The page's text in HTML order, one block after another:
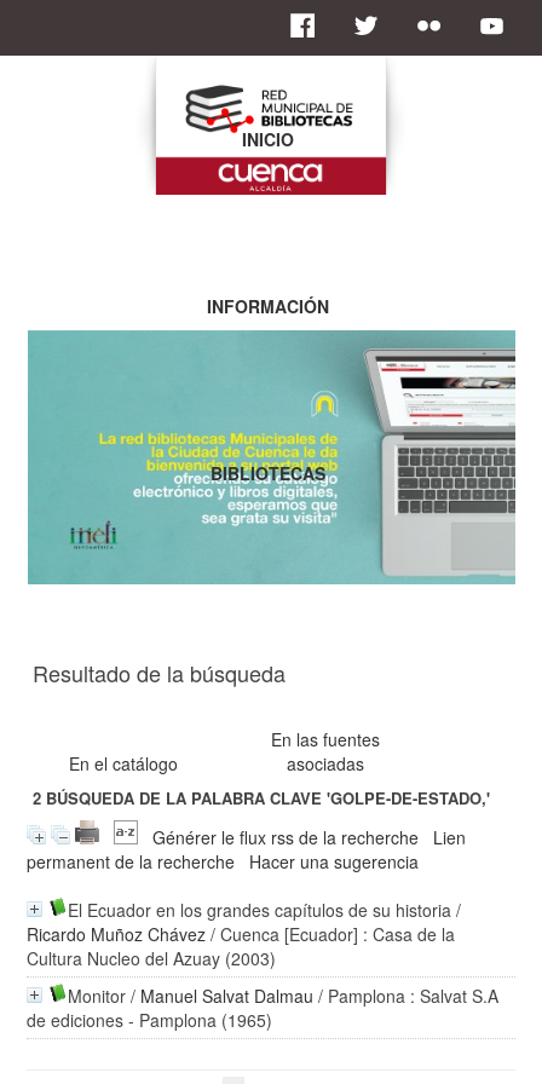
Resultado de la búsqueda
En el catálogo
En las fuentes
asociadas
2 BÚSQUEDA DE LA PALABRA CLAVE'GOLPE-DE-ESTADO,'
Générer le flux rss de la recherche
Lien
permanent de la recherche
Hacer una sugerencia
El Ecuador en los grandes capítulos de su historia /
Ricardo Muñoz Chávez / Cuenca [Ecuador] : Casa de la
Cultura Nucleo del Azuay (2003)
Monitor / Manuel Salvat Dalmau / Pamplona : Salvat S.A
de ediciones - Pamplona (1965)
INICIO
INFORMACIÓN
BIBLIOTECAS